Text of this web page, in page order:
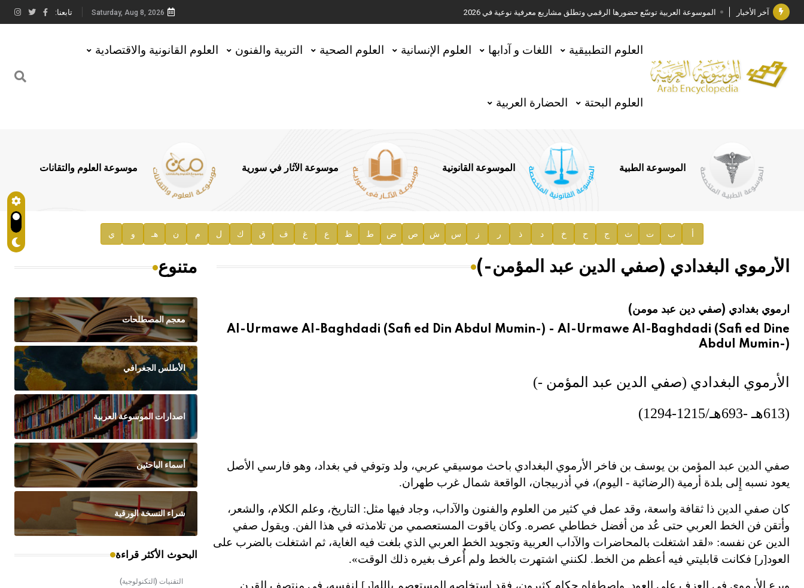
آخر الأخبار الموسوعة العربية توسّع حضورها الرقمي وتطلق مشاريع معرفية نوعية في 2026
جائزة مجمع الملك سلمان العالمي للغة العربية 2025
الأستاذ إياد خالد الطباع مدير عام لهيئة الموسوعة العربية
السيد محمد ياسين صالح وزيرا للثقافة
توصيات مجلس الإدارة
صدور المجلد السابع من موسوعة الآثار في سورية
إعلان..
هيئة الموسوعة العربية تطلق موسوعات جديدة في عام 2026
Saturday, Aug 8, 2026 تابعنا:
العلوم التطبيقية اللغات و آدابها العلوم الإنسانية العلوم الصحية التربية والفنون العلوم القانونية والاقتصادية
العلوم البحتة الحضارة العربية
الموسوعة الطبية الموسوعة القانونية موسوعة الآثار في سورية موسوعة العلوم والتقانات
أ ب ت ث ج ح خ د ذ ر ز س ش ص ض ط ظ ع غ ف ق ك ل م ن هـ و ي
الأرموي البغدادي (صفي الدين عبد المؤمن-)
ارموي بغدادي (صفي دين عبد مومن)
Al-Urmawe Al-Baghdadi (Safi ed Din Abdul Mumin-) - Al-Urmawe Al-Baghdadi (Safi ed Dine
Abdul Mumin-)
الأرموي البغدادي (صفي الدين عبد المؤمن -
)
(613ه
ـ -693هـ/1215 -
1294)
صفي الدين عبد المؤمن بن يوسف بن فاخر الأرموي البغدادي باحث موسيقي عربي، ولد وتوفي في بغداد، وهو فارسي الأصل
يعود نسبه إِلى بلدة أرمية (الرضائية - اليوم)، في أذربيجان، الواقعة شمال غرب طهران.
كان صفي الدين ذا ثقافة و سعة، وقد عمل في كثير من العلوم والفنون والآداب، وجاد فيها مثل: التاريخ، وعلم الكلام، والشعر،
وأتقن فن الخط العربي حتى عُد من أفضل خطاطي عصره. وكان ياقوت المستعصمي من تلامذته في هذا الفن. ويقول صفي
الدين عن نفسه: «لقد اشتغلت بالمحاضرات والآداب العربية وتجويد الخط العربي الذي بلغت فيه الغاية، ثم اشتغلت بالضرب على
العود[ر] فكانت قابليتي فيه أعظم من الخط. لكنني اشتهرت بالخط ولم أُعرف بغيره ذلك الوقت».
وبرع الأرموي في العزف على العود. واصطفاه حكام كثيرون، فقد استخلصه المستعصم بالله[ر] لنفسه، في منتصف القرن
متنوع
معجم المصطلحات
الأطلس الجغرافي
اصدارات الموسوعة العربية
أسماء الباحثين
شراء النسخة الورقية
البحوث الأكثر قراءة
التقنيات (التكنولوجية)